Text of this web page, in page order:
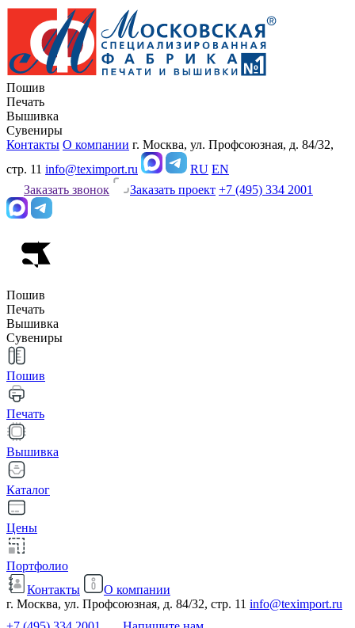
Пошив
Печать
Вышивка
Сувениры
Контакты О компании г. Москва, ул. Профсоюзная, д. 84/32,
стр. 11 info@teximport.ru RU EN
Заказать звонок
Заказать проект +7 (495) 334 2001
Пошив
Печать
Вышивка
Сувениры
Пошив
Печать
Вышивка
Каталог
Цены
Портфолио
Контакты
О компании
г. Москва, ул. Профсоюзная, д. 84/32, стр. 11 info@teximport.ru